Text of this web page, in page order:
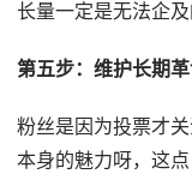
长量一定是无法企及
第五步：维护长期
粉丝是因为投票才
本身的魅力呀，这